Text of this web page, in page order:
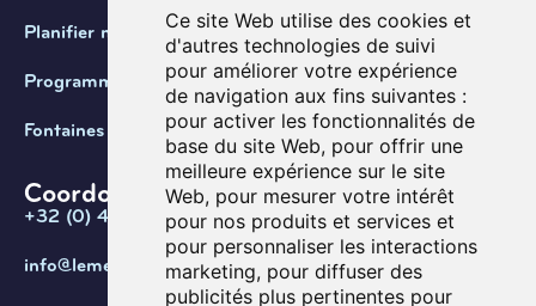
Ce site Web utilise des cookies et
d'autres technologies de suivi
pour améliorer votre expérience
de navigation aux fins suivantes :
pour activer les fonctionnalités de
base du site Web, pour offrir une
meilleure expérience sur le site
Web, pour mesurer votre intérêt
pour nos produits et services et
pour personnaliser les interactions
marketing, pour diffuser des
publicités plus pertinentes pour
Planifier ma visite
Programmation
Fontaines de Belgique
Coordonnées
+32 (0) 470 / 67.20.55
info@lemef.be